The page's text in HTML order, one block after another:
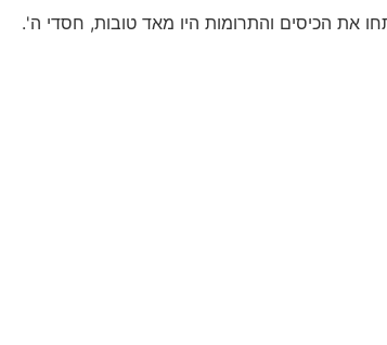
את הכיסים והתרומות היו מאד טובות, חסדי ה'.